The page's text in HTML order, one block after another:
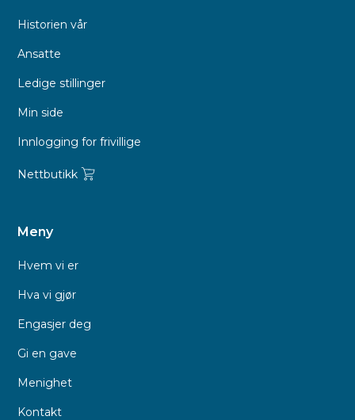
Historien vår
Ansatte
Ledige stillinger
Min side
Innlogging for frivillige
Nettbutikk
Meny
Hvem vi er
Hva vi gjør
Engasjer deg
Gi en gave
Menighet
Kontakt